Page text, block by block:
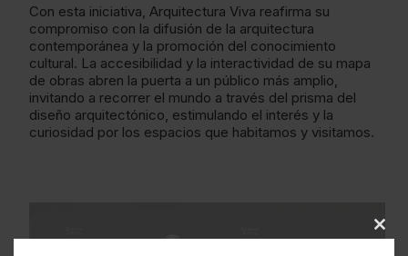
Con esta iniciativa, Arquitectura Viva reafirma su
compromiso con la difusión de la arquitectura
contemporánea y la promoción del conocimiento
cultural. La accesibilidad y la interactividad de su mapa
de obras abren la puerta a un público más amplio,
invitando a recorrer el mundo a través del prisma del
diseño arquitectónico, estimulando el interés y la
curiosidad por los espacios que habitamos y visitamos.